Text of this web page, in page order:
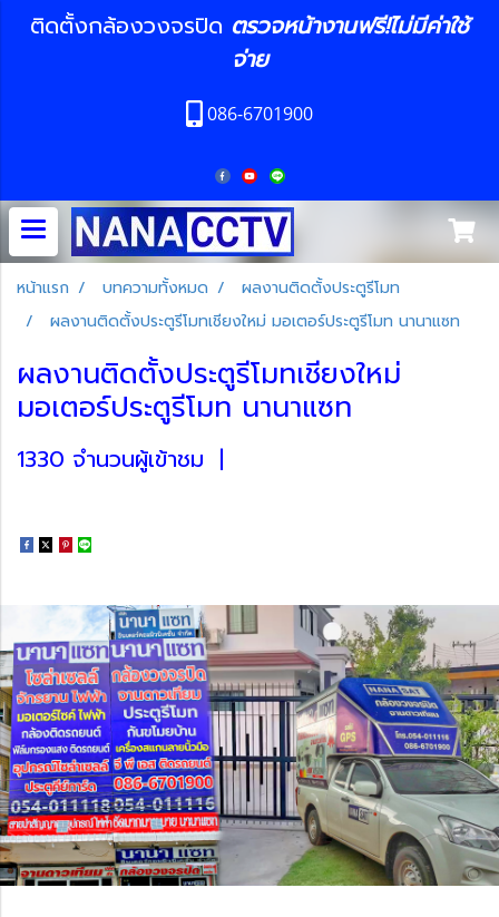
ติดตั้งกล้องวงจรปิด ตรวจหน้างานฟรี!ไม่มีค่าใช้
จ่าย
086-6701900
หน้าแรก บทความทั้งหมด
ผลงานติดตั้งประตูรีโมท
ผลงานติดตั้งประตูรีโมทเชียงใหม่ มอเตอร์ประตูรีโมท นานาแซท
ผลงานติดตั้งประตูรีโมทเชียงใหม่
มอเตอร์ประตูรีโมท นานาแซท
1330 จำนวนผู้เข้าชม |